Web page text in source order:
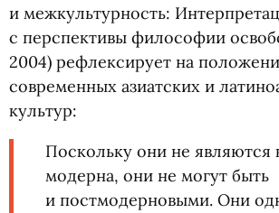
и межкультурность:
с перспективы философии
2004) рефлексирует на
современных азиатских и
культур:
Поскольку они не являются
модерна, они не могут быть
и постмодерновыми. Они